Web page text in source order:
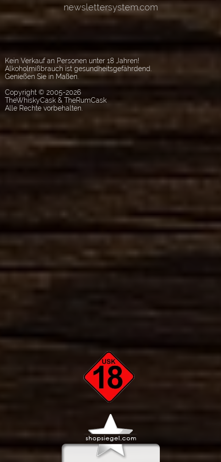
Kein Verkauf an Personen unter 18 Jahren!
Alkoholmißbrauch ist gesundheitsgefährdend.
Genießen Sie in Maßen.
Copyright © 2005-2026
TheWhiskyCask & TheRumCask
Alle Rechte vorbehalten.